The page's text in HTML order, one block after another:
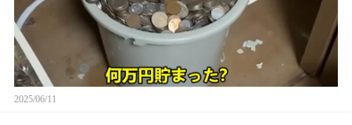
2025/06/11